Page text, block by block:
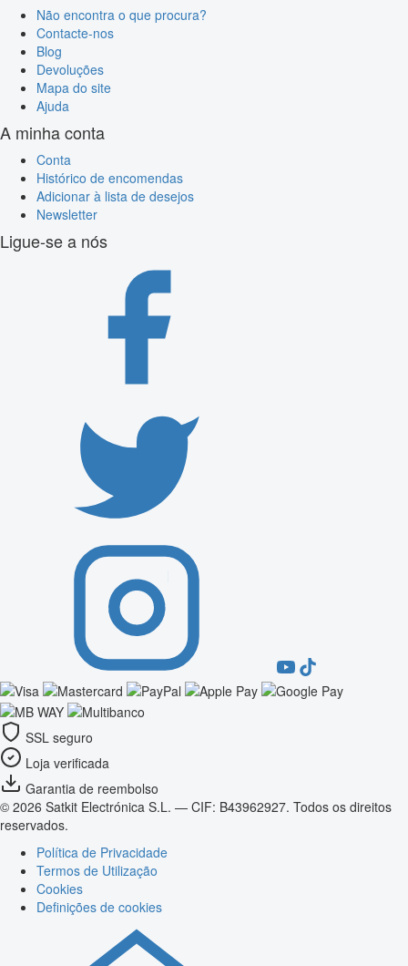
Não encontra o que procura?
Contacte-nos
Blog
Devoluções
Mapa do site
Ajuda
A minha conta
Conta
Histórico de encomendas
Adicionar à lista de desejos
Newsletter
Ligue-se a nós
SSL seguro
Loja verificada
Garantia de reembolso
© 2026 Satkit Electrónica S.L. — CIF: B43962927. Todos os direitos
reservados.
Política de Privacidade
Termos de Utilização
Cookies
Definições de cookies